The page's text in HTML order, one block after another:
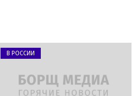
В РОССИИ